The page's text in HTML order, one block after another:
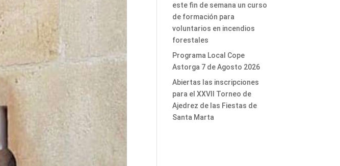
este fin de semana un curso
de formación para
voluntarios en incendios
forestales
Programa Local Cope
Astorga 7 de Agosto 2026
Abiertas las inscripciones
para el XXVII Torneo de
Ajedrez de las Fiestas de
Santa Marta